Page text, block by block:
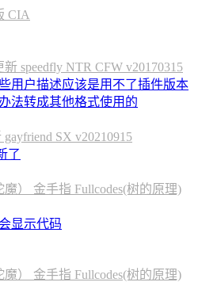
CIA
speedfly NTR CFW v20170315
用户描述应该是用不了插件版本
法转成其他格式使用的
SX v20210915
了
） 金手指 Fullcodes(树的原理)
显示代码
） 金手指 Fullcodes(树的原理)